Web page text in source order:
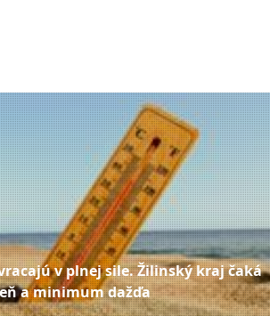
v plnej sile. Žilinský kraj čaká
a minimum dažďa